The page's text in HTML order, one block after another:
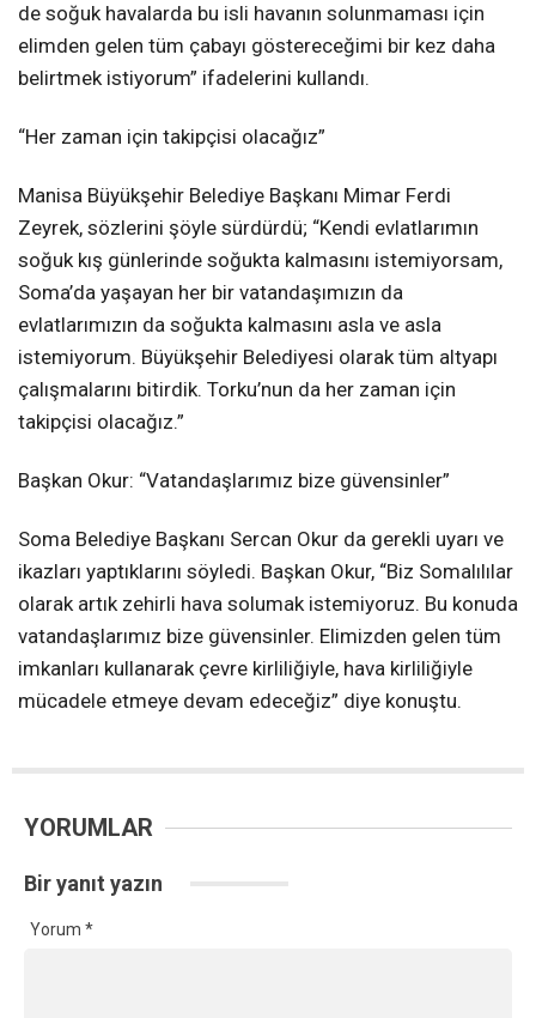
de soğuk havalarda bu isli havanın solunmaması için
elimden gelen tüm çabayı göstereceğimi bir kez daha
belirtmek istiyorum” ifadelerini kullandı.
“Her zaman için takipçisi olacağız”
Manisa Büyükşehir Belediye Başkanı Mimar Ferdi
Zeyrek, sözlerini şöyle sürdürdü; “Kendi evlatlarımın
soğuk kış günlerinde soğukta kalmasını istemiyorsam,
Soma’da yaşayan her bir vatandaşımızın da
evlatlarımızın da soğukta kalmasını asla ve asla
istemiyorum. Büyükşehir Belediyesi olarak tüm altyapı
çalışmalarını bitirdik. Torku’nun da her zaman için
takipçisi olacağız.”
Başkan Okur: “Vatandaşlarımız bize güvensinler”
Soma Belediye Başkanı Sercan Okur da gerekli uyarı ve
ikazları yaptıklarını söyledi. Başkan Okur, “Biz Somalılılar
olarak artık zehirli hava solumak istemiyoruz. Bu konuda
vatandaşlarımız bize güvensinler. Elimizden gelen tüm
imkanları kullanarak çevre kirliliğiyle, hava kirliliğiyle
mücadele etmeye devam edeceğiz” diye konuştu.
YORUMLAR
Bir yanıt yazın
Yorum *